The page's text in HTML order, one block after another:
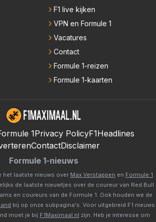
F1 live kijken
VPN en Formule 1
Vacatures
Contact
Formule 1-reizen
Formule 1-kaarten
1Privacy PolicyF1Headlines
ContactDisclaimer
Formule 1-nieuws
het laatste nieuws over Max Verstappen en Formule 1
de laatste nieuwtjes over de coureur van Red Bull
en coureurs van de Formule 1. Ook houden we de
bij op onze subpagina's. Voor uitgebreid F1 nieuws
moet je bij F1Maximaal.nl zijn. Heb je interesse om